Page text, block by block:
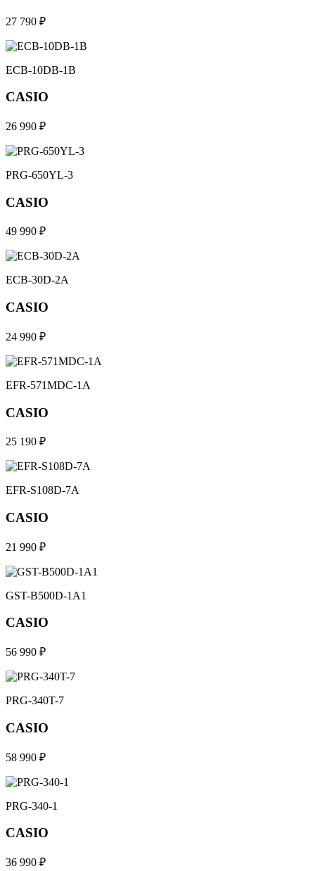
27 790 ₽
ECB-10DB-1B
CASIO
26 990 ₽
PRG-650YL-3
CASIO
49 990 ₽
ECB-30D-2A
CASIO
24 990 ₽
EFR-571MDC-1A
CASIO
25 190 ₽
EFR-S108D-7A
CASIO
21 990 ₽
GST-B500D-1A1
CASIO
56 990 ₽
PRG-340T-7
CASIO
58 990 ₽
PRG-340-1
CASIO
36 990 ₽